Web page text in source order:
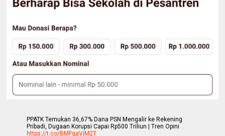
PPATK Temukan 36,67% Dana PSN Mengalir ke Rekening
Pribadi, Dugaan Korupsi Capai Rp500 Triliun | Tren Opini
https://t.co/BMFgaVjM2T